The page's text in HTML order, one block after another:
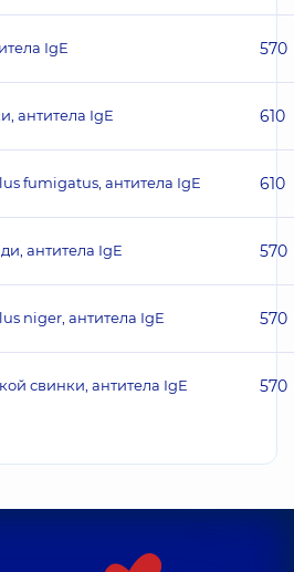
IgE 570
антитела IgE 610
fumigatus, антитела IgE 610
антитела IgE 570
niger, антитела IgE 570
свинки, антитела IgE 570